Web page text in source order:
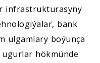
infrastrukturasyny
bank
ulgamlary boýunça
hökmünde